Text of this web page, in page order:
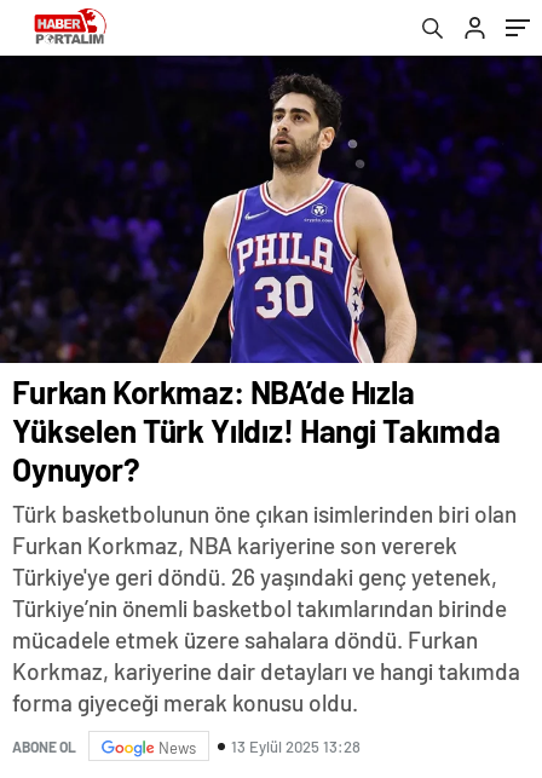
Furkan Korkmaz: NBA’de Hızla
Yükselen Türk Yıldız! Hangi Takımda
Oynuyor?
Türk basketbolunun öne çıkan isimlerinden biri olan
Furkan Korkmaz, NBA kariyerine son vererek
Türkiye'ye geri döndü. 26 yaşındaki genç yetenek,
Türkiye’nin önemli basketbol takımlarından birinde
mücadele etmek üzere sahalara döndü. Furkan
Korkmaz, kariyerine dair detayları ve hangi takımda
forma giyeceği merak konusu oldu.
ABONE OL News 13 Eylül 2025 13:28